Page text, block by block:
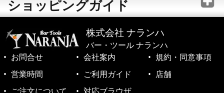
ショッピングガイド
株式会社 ナランハ
バー・ツール ナランハ
お問合せ
会社案内
規約・同意事項
営業時間
ご利用ガイド
店舗